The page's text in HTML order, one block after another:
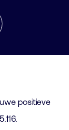
positieve